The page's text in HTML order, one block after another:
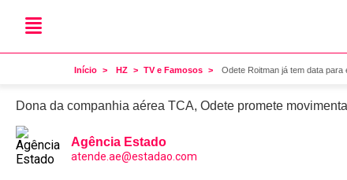
Início HZ TV e Famosos Odete Roitman já tem data para
Novela
Odete Roitman já tem
Dona da companhia aérea TCA, Odete promete
Agência Estado
atende.ae@estadao.com